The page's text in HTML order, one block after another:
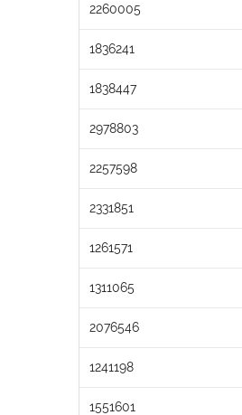
2260005
1836241
1838447
2978803
2257598
2331851
1261571
1311065
2076546
1241198
1551601